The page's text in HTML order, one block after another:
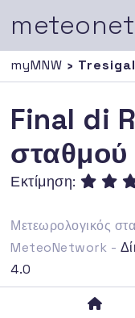
myMNW ›
Final di
σταθμού
Εκτίμηση:
Μετεωρολογικός
MeteoNetwork -
4.0